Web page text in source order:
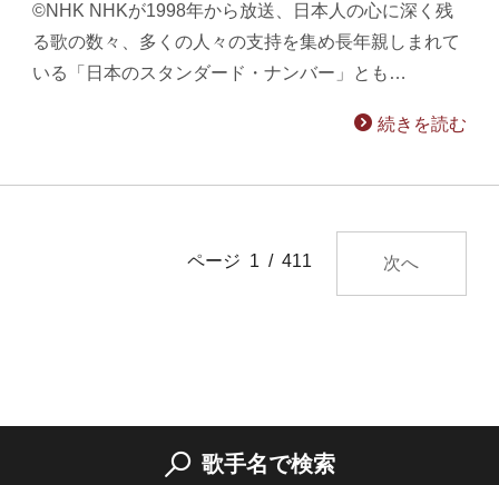
©NHK NHKが1998年から放送、日本人の心に深く残
る歌の数々、多くの人々の支持を集め長年親しまれて
いる「日本のスタンダード・ナンバー」とも…
続きを読む
ページ 1 / 411 次へ
歌手名で検索